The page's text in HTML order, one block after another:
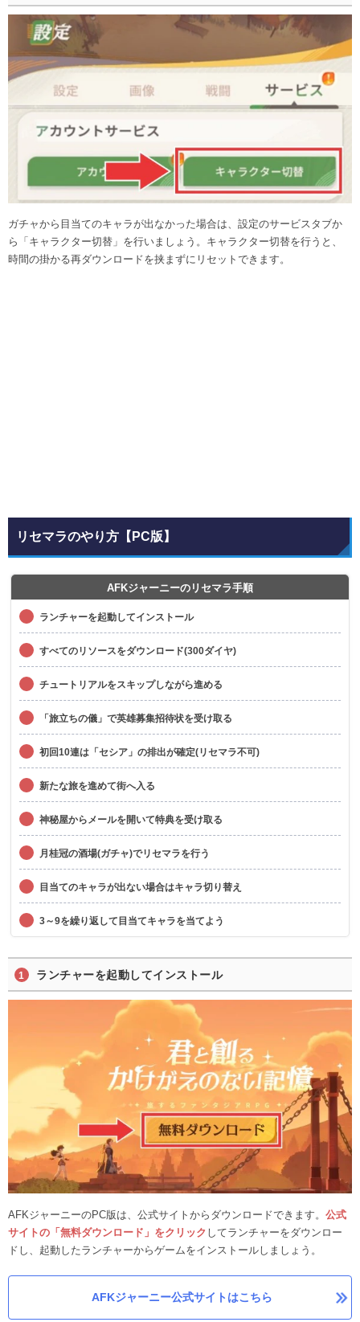
ガチャから目当てのキャラが出なかった場合は、設定のサービスタブか
ら「キャラクター切替」を行いましょう。キャラクター切替を行うと、
時間の掛かる再ダウンロードを挟まずにリセットできます。
リセマラのやり方【PC版】
AFKジャーニーのリセマラ手順
ランチャーを起動してインストール
すべてのリソースをダウンロード(300ダイヤ)
チュートリアルをスキップしながら進める
「旅立ちの儀」で英雄募集招待状を受け取る
初回10連は「セシア」の排出が確定(リセマラ不可)
新たな旅を進めて街へ入る
神秘屋からメールを開いて特典を受け取る
月桂冠の酒場(ガチャ)でリセマラを行う
目当てのキャラが出ない場合はキャラ切り替え
3～9を繰り返して目当てキャラを当てよう
ランチャーを起動してインストール
AFKジャーニーのPC版は、公式サイトからダウンロードできます。 公式
サイトの「無料ダウンロード」をクリック してランチャーをダウンロー
ドし、起動したランチャーからゲームをインストールしましょう。
AFKジャーニー公式サイトはこちら